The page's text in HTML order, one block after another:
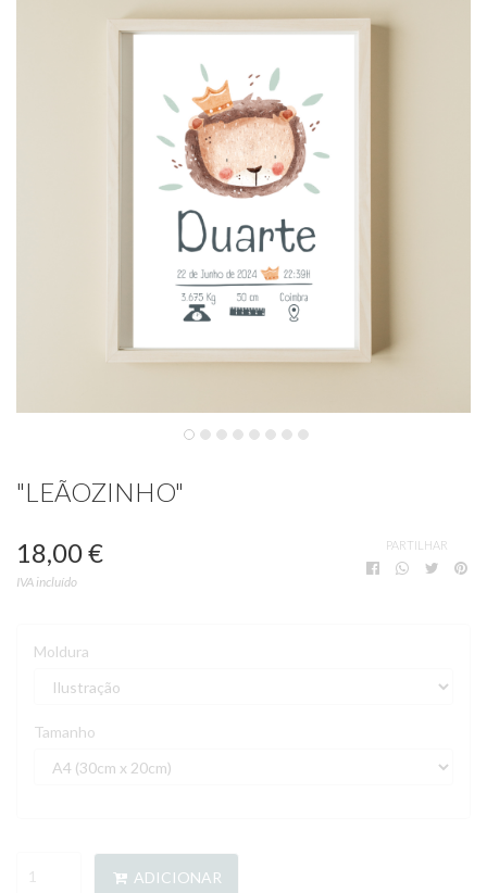
"LEÃOZINHO"
18,00 €
IVA incluído
PARTILHAR
Moldura
Tamanho
ADICIONAR